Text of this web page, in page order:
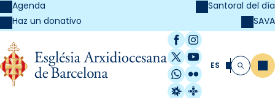
Agenda
Haz un donativo
Santoral del día
SAVA
Facebook
Instagram
X / Twitter
YouTube
WhatsApp
Flickr
Radio Estel
Catalunya
ES Buscar